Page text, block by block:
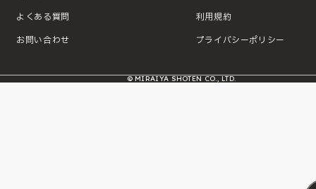
よくある質問
お問い合わせ
利用規約
プライバシーポリシー
© MIRAIYA SHOTEN CO., LTD.